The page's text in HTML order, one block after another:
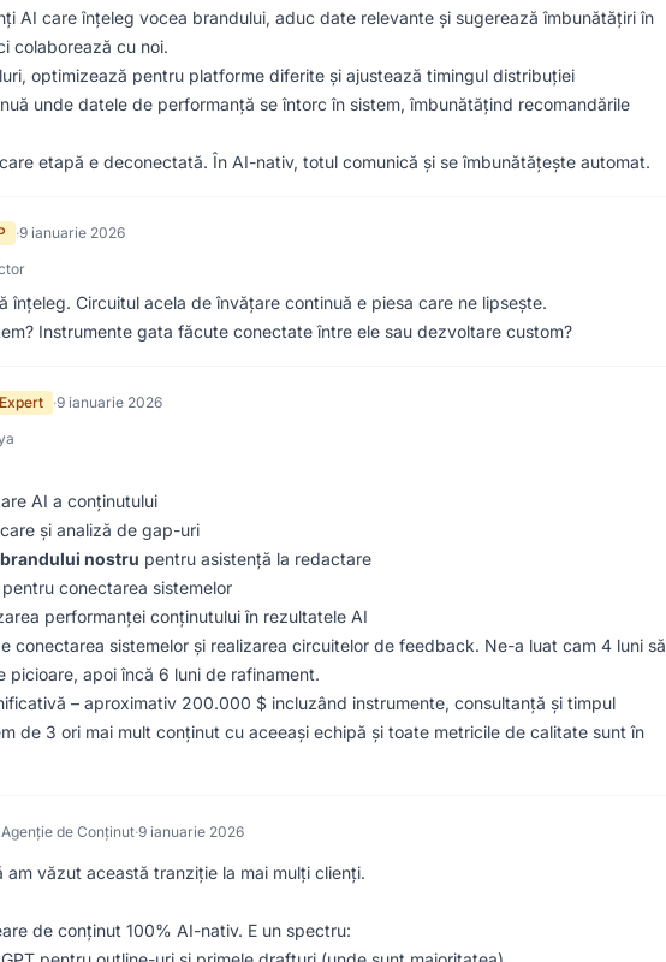
AI care înțeleg vocea brandului, aduc date relevante și sugerează îmbunătățiri în
colaborează cu noi.
optimizează pentru platforme diferite și ajustează timingul distribuției
unde datele de performanță se întorc în sistem, îmbunătățind recomandările
etapă e deconectată. În AI-nativ, totul comunică și se îmbunătățește automat.
·9 ianuarie 2026
înțeleg. Circuitul acela de învățare continuă e piesa care ne lipsește.
Instrumente gata făcute conectate între ele sau dezvoltare custom?
Expert ·9 ianuarie 2026
AI a conținutului
și analiză de gap-uri
nostru pentru asistență la redactare
pentru conectarea sistemelor
performanței conținutului în rezultatele AI
conectarea sistemelor și realizarea circuitelor de feedback. Ne-a luat cam 4 luni să
picioare, apoi încă 6 luni de rafinament.
– aproximativ 200.000 $ incluzând instrumente, consultanță și timpul
de 3 ori mai mult conținut cu aceeași echipă și toate metricile de calitate sunt în
de Conținut·9 ianuarie 2026
văzut această tranziție la mai mulți clienți.
de conținut 100% AI-nativ. E un spectru: